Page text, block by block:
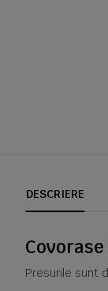
DESCRIERE
Presurile sunt